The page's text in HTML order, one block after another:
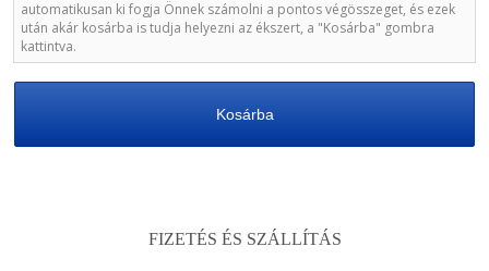
automatikusan ki fogja Önnek számolni a pontos végösszeget, és ezek
után akár kosárba is tudja helyezni az ékszert, a "Kosárba" gombra
kattintva.
Kosárba
FIZETÉS ÉS SZÁLLÍTÁS